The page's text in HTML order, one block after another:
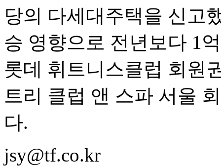
당의 다세대주택을 신고
승 영향으로 전년보다 1
롯데 휘트니스클럽 회원
트리 클럽 앤 스파 서울
다.
jsy@tf.co.kr